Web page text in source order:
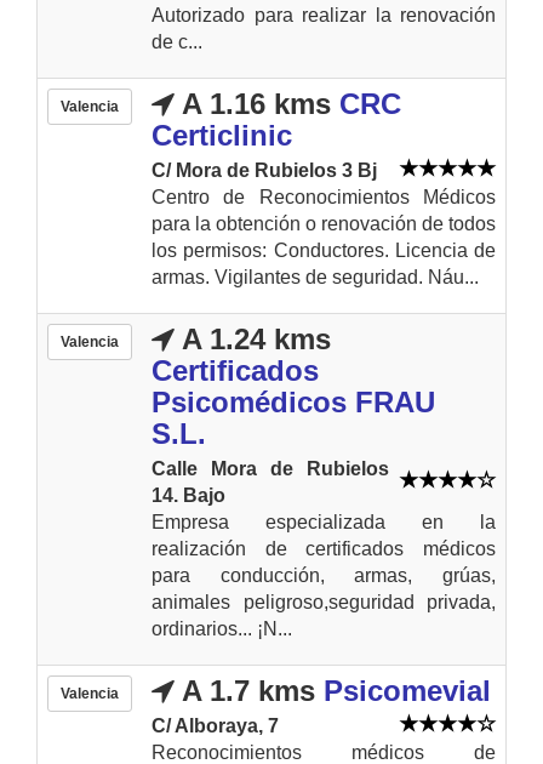
Autorizado para realizar la renovación
de c...
Valencia A 1.16 kms CRC
Certiclinic
C/ Mora de Rubielos 3 Bj
Centro de Reconocimientos Médicos
para la obtención o renovación de todos
los permisos: Conductores. Licencia de
armas. Vigilantes de seguridad. Náu...
Valencia
A 1.24 kms
Certificados
Psicomédicos FRAU
S.L.
Calle Mora de Rubielos
14. Bajo
Empresa especializada en la
realización de certificados médicos
para conducción, armas, grúas,
animales peligroso,seguridad privada,
ordinarios... ¡N...
Valencia A 1.7 kms Psicomevial
C/ Alboraya, 7
Reconocimientos médicos de